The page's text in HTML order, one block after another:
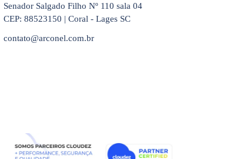
Senador Salgado Filho Nº 110 sala 04
CEP: 88523150 | Coral - Lages SC
contato@arconel.com.br